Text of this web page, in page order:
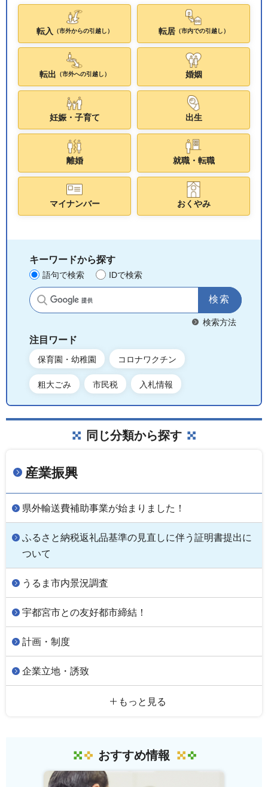
転入 （市外からの引越し） 転居（市内での引越し）
転出 （市外への引越し） 婚姻
妊娠・子育て 出生
離婚 就職・転職
マイナンバー おくやみ
キーワードから探す
語句で検索 IDで検索
サイト内検索
検索方法
注目ワード
保育園・幼稚園 コロナワクチン
粗大ごみ 市民税 入札情報
同じ分類から探す
産業振興
県外輸送費補助事業が始まりました！
ふるさと納税返礼品基準の見直しに伴う証明書提出に
ついて
うるま市内景況調査
宇都宮市との友好都市締結！
計画・制度
企業立地・誘致
もっと見る
おすすめ情報